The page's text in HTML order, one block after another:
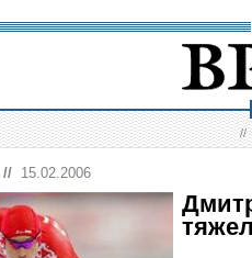
//
// 15.02.2006